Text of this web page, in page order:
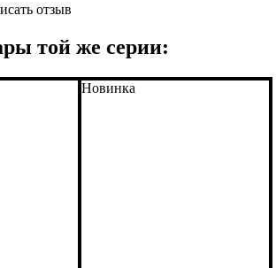
отзыв
той же серии:
Новинка